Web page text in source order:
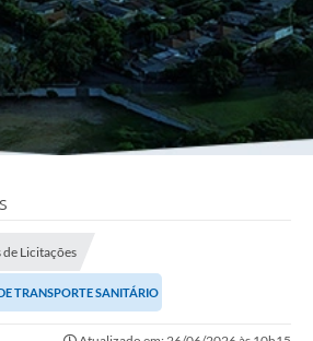
de Licitações
TRANSPORTE SANITÁRIO